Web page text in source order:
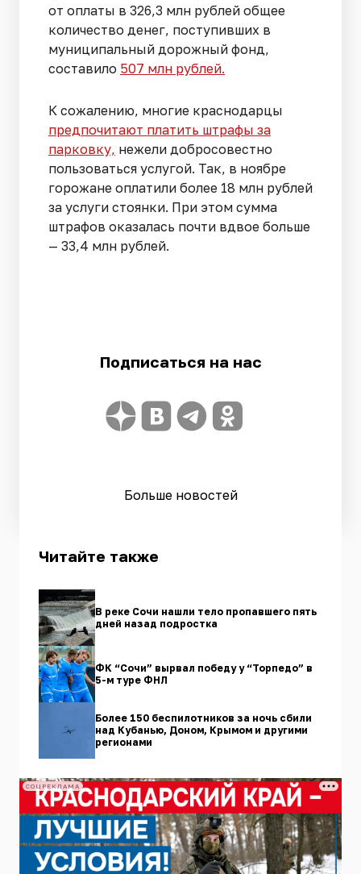
от оплаты в 326,3 млн рублей общее
количество денег, поступивших в
муниципальный дорожный фонд,
составило 507 млн рублей.
К сожалению, многие краснодарцы
предпочитают платить штрафы за
парковку, нежели добросовестно
пользоваться услугой. Так, в ноябре
горожане оплатили более 18 млн рублей
за услуги стоянки. При этом сумма
штрафов оказалась почти вдвое больше
— 33,4 млн рублей.
Подписаться на нас
Больше новостей
Читайте также
В реке Сочи нашли тело пропавшего пять
дней назад подростка
ФК “Сочи” вырвал победу у “Торпедо” в
5-м туре ФНЛ
Более 150 беспилотников за ночь сбили
над Кубанью, Доном, Крымом и другими
регионами
СОЦРЕКЛАМА